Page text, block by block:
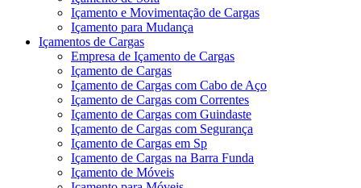
Içamento e Movimentação de Cargas
Içamento para Mudança
Içamentos de Cargas
Empresa de Içamento de Cargas
Içamento de Cargas
Içamento de Cargas com Cabo de Aço
Içamento de Cargas com Correntes
Içamento de Cargas com Guindaste
Içamento de Cargas com Segurança
Içamento de Cargas em Sp
Içamento de Cargas na Barra Funda
Içamento de Móveis